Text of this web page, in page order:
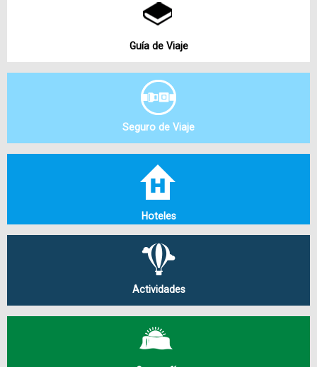
Guía de Viaje
Seguro de Viaje
Hoteles
Actividades